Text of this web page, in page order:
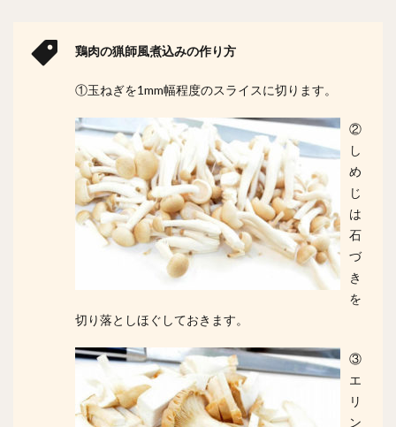
鶏肉の猟師風煮込みの作り方
①玉ねぎを1mm幅程度のスライスに切ります。
②
し
め
じ
は
石
づ
き
を
切り落としほぐしておきます。
③
エ
リ
ン